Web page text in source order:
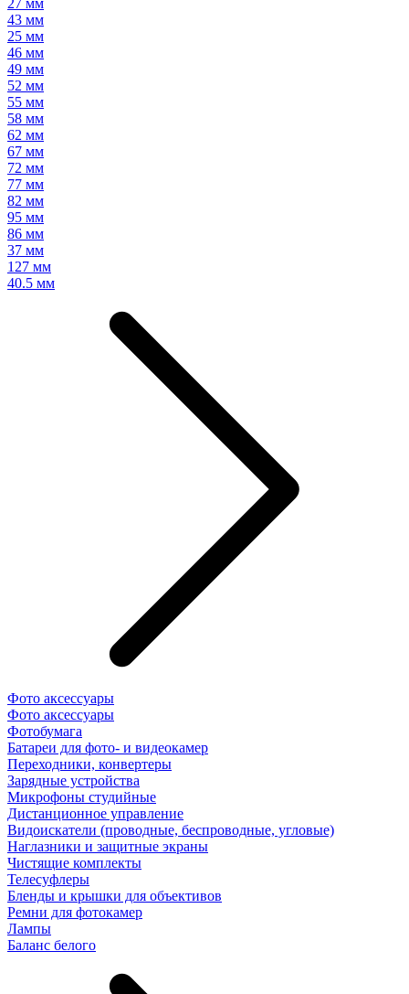
27 мм
43 мм
25 мм
46 мм
49 мм
52 мм
55 мм
58 мм
62 мм
67 мм
72 мм
77 мм
82 мм
95 мм
86 мм
37 мм
127 мм
40.5 мм
Фото аксессуары
Фото аксессуары
Фотобумага
Батареи для фото- и видеокамер
Переходники, конвертеры
Зарядные устройства
Микрофоны студийные
Дистанционное управление
Видоискатели (проводные, беспроводные, угловые)
Наглазники и защитные экраны
Чистящие комплекты
Телесуфлеры
Бленды и крышки для объективов
Ремни для фотокамер
Лампы
Баланс белого